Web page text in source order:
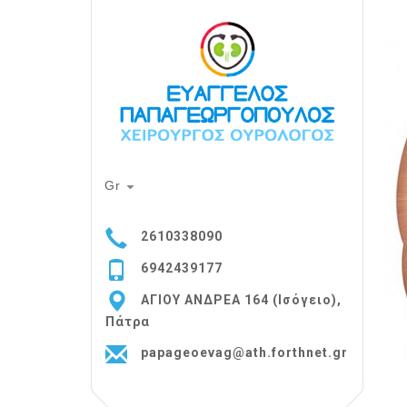
Gr
2610338090
6942439177
ΑΓΙΟΥ ΑΝΔΡΕΑ 164 (Ισόγειο),
Πάτρα
papageoevag@ath.forthnet.gr